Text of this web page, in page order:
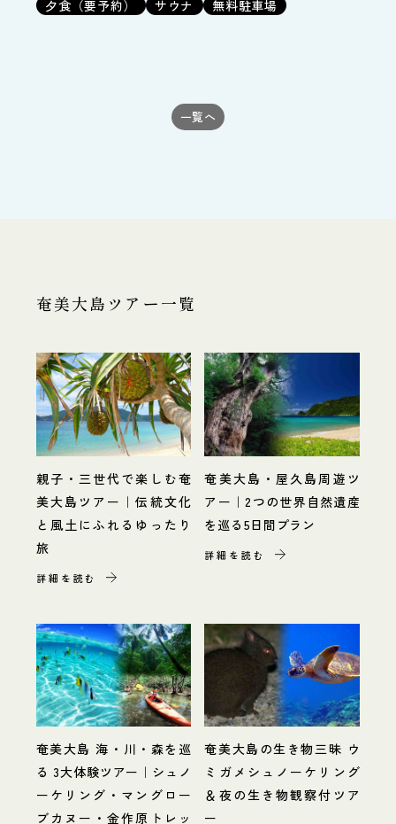
夕食（要予約）
サウナ 無料駐車場
一覧へ
奄美大島ツアー一覧
親子・三世代で楽しむ奄
美大島ツアー｜伝統文化
と風土にふれるゆったり
旅
詳細を読む
奄美大島・屋久島周遊ツ
アー｜2つの世界自然遺産
を巡る5日間プラン
詳細を読む
奄美大島 海・川・森を巡
る 3大体験ツアー｜シュノ
ーケリング・マングロー
ブカヌー・金作原トレッ
奄美大島の生き物三昧 ウ
ミガメシュノーケリング
＆夜の生き物観察付ツア
ー